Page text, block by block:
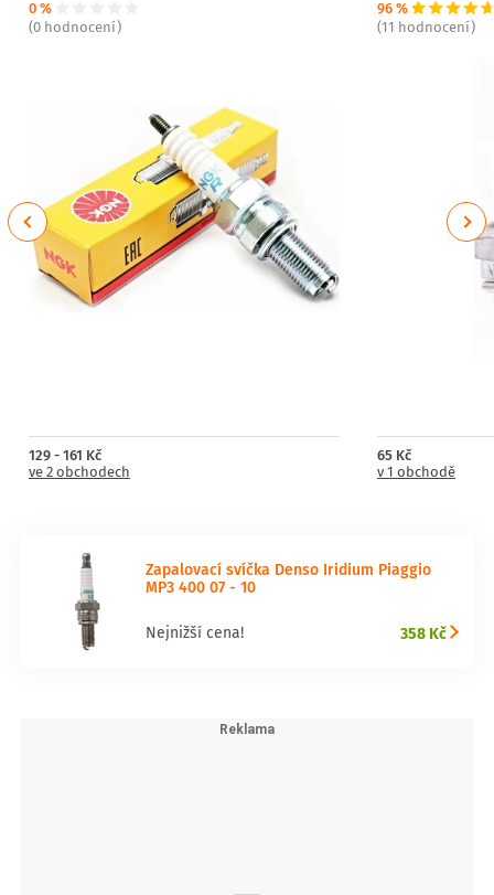
0 %
(0 hodnocení)
129 - 161 Kč
ve 2 obchodech
96 %
(11 hodnocení)
65 Kč
v 1 obchodě
Previous Next
Zapalovací svíčka Denso Iridium Piaggio
MP3 400 07 - 10
Nejnižší cena! 358 Kč